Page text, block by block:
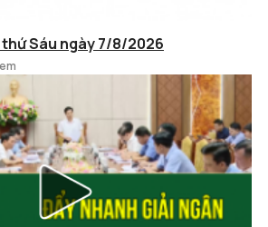
thứ Sáu ngày 7/8/2026